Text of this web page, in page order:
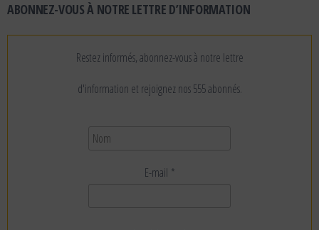
ABONNEZ-VOUS À NOTRE LETTRE D’INFORMATION
Restez informés, abonnez-vous à notre lettre
d'information et rejoignez nos 555 abonnés.
E-mail *